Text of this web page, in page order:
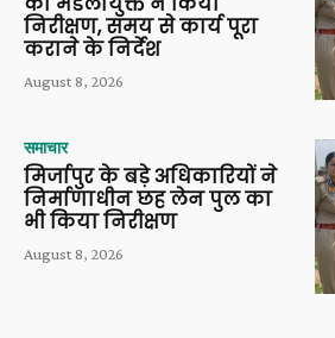
निरीक्षण, समय से कार्य पूरा
कराने के निर्देश
August 8, 2026
समाचार
मिर्जापुर के बड़े अधिकारियों ने
निर्माणाधीन छह लेन पुल का
भी किया निरीक्षण
August 8, 2026